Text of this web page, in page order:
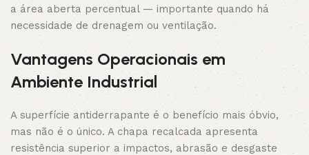
a área aberta percentual — importante quando há
necessidade de drenagem ou ventilação.
Vantagens Operacionais em
Ambiente Industrial
A superfície antiderrapante é o benefício mais óbvio,
mas não é o único. A chapa recalcada apresenta
resistência superior a impactos, abrasão e desgaste